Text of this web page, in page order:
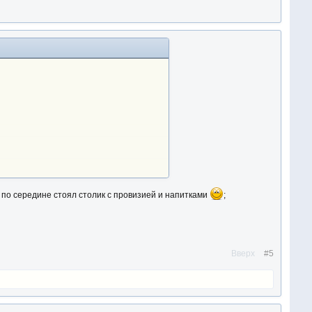
середине стоял столик с провизией и напитками
;
#5
Вверх